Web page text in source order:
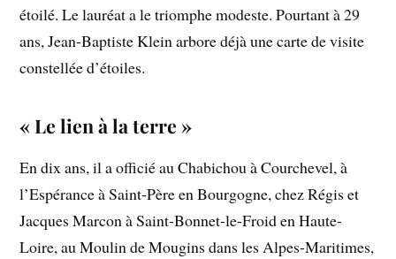
étoilé. Le lauréat a le triomphe modeste. Pourtant à 29
ans, Jean-Baptiste Klein arbore déjà une carte de visite
constellée d’étoiles.
« Le lien à la terre »
En dix ans, il a officié au Chabichou à Courchevel, à
l’Espérance à Saint-Père en Bourgogne, chez Régis et
Jacques Marcon à Saint-Bonnet-le-Froid en Haute-
Loire, au Moulin de Mougins dans les Alpes-Maritimes,